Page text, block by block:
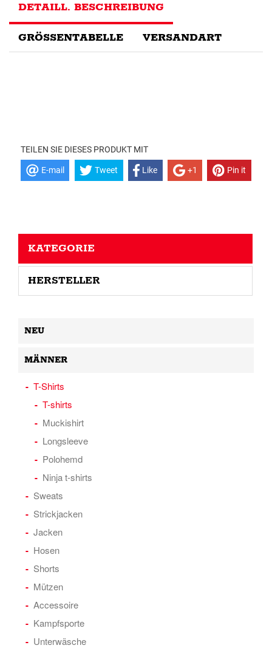
DETAILL. BESCHREIBUNG
GRÖSSENTABELLE VERSANDART
TEILEN SIE DIESES PRODUKT MIT
E-mail Tweet Like +1 Pin it
KATEGORIE
HERSTELLER
NEU
MÄNNER
T-Shirts
T-shirts
Muckishirt
Longsleeve
Polohemd
Ninja t-shirts
Sweats
Strickjacken
Jacken
Hosen
Shorts
Mützen
Accessoire
Kampfsporte
Unterwäsche